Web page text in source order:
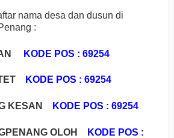
nama desa dan dusun di
:
KODE POS : 69254
KODE POS : 69254
KESAN KODE POS : 69254
OLOH
KODE POS :